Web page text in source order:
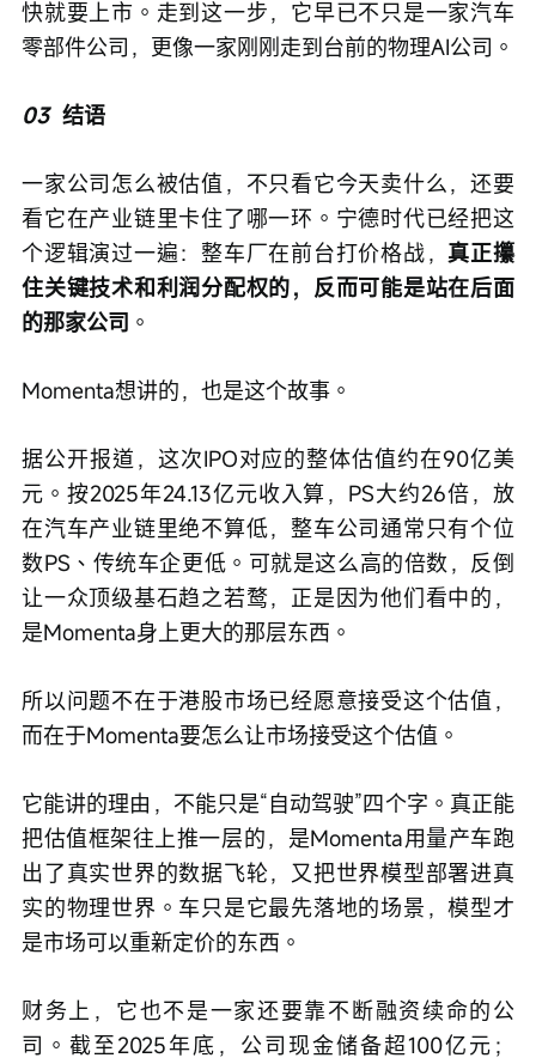
快就要上市。走到这一步，它早已不只是一家汽车
零部件公司，更像一家刚刚走到台前的物理AI公司。
03 结语
一家公司怎么被估值，不只看它今天卖什么，还要
看它在产业链里卡住了哪一环。宁德时代已经把这
个逻辑演过一遍：整车厂在前台打价格战， 真正攥
住关键技术和利润分配权的，反而可能是站在后面
的那家公司 。
Momenta想讲的，也是这个故事。
据公开报道，这次IPO对应的整体估值约在90亿美
元。按2025年24.13亿元收入算，PS大约26倍，放
在汽车产业链里绝不算低，整车公司通常只有个位
数PS、传统车企更低。可就是这么高的倍数，反倒
让一众顶级基石趋之若鹜，正是因为他们看中的，
是Momenta身上更大的那层东西。
所以问题不在于港股市场已经愿意接受这个估值，
而在于Momenta要怎么让市场接受这个估值。
它能讲的理由，不能只是“自动驾驶”四个字。真正能
把估值框架往上推一层的，是Momenta用量产车跑
出了真实世界的数据飞轮，又把世界模型部署进真
实的物理世界。车只是它最先落地的场景，模型才
是市场可以重新定价的东西。
财务上，它也不是一家还要靠不断融资续命的公
司。截至2025年底，公司现金储备超100亿元；